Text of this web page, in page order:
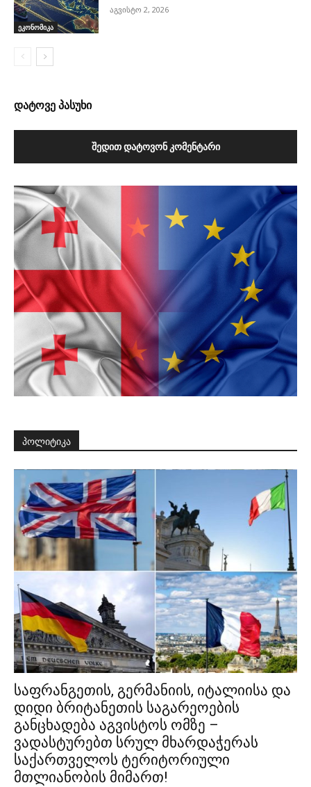
ეკონომიკა
აგვისტო 2, 2026
დატოვე პასუხი
ᲨᲔᲓᲘᲗ ᲓᲐᲢᲝᲕᲝᲜ ᲙᲝᲛᲔᲜᲢᲐᲠᲘ
პოლიტიკა
საფრანგეთის, გერმანიის, იტალიისა და
დიდი ბრიტანეთის საგარეოების
განცხადება აგვისტოს ომზე –
ვადასტურებთ სრულ მხარდაჭერას
საქართველოს ტერიტორიული
მთლიანობის მიმართ!